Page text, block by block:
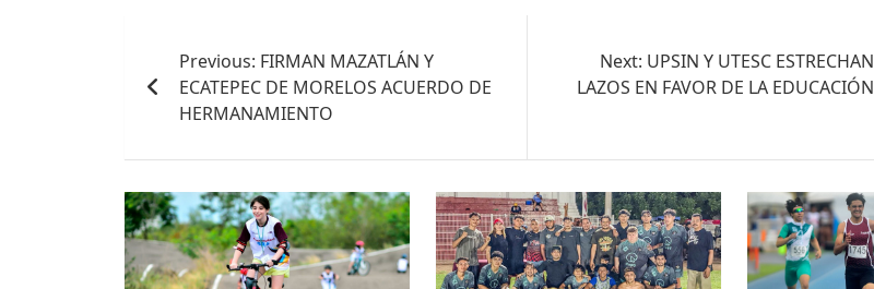
de
entradas
Previous: FIRMAN MAZATLÁN Y
ECATEPEC DE MORELOS ACUERDO DE
HERMANAMIENTO
Next: UPSIN Y UTESC ESTRECHAN
LAZOS EN FAVOR DE LA EDUCACIÓN